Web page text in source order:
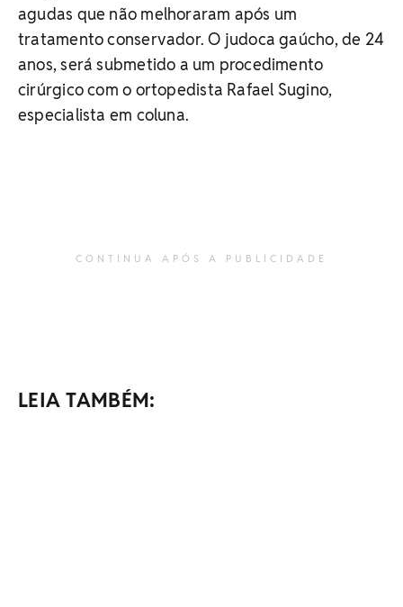
agudas que não melhoraram após um
tratamento conservador. O judoca gaúcho, de 24
anos, será submetido a um procedimento
cirúrgico com o ortopedista Rafael Sugino,
especialista em coluna.
CONTINUA APÓS A PUBLICIDADE
LEIA TAMBÉM: